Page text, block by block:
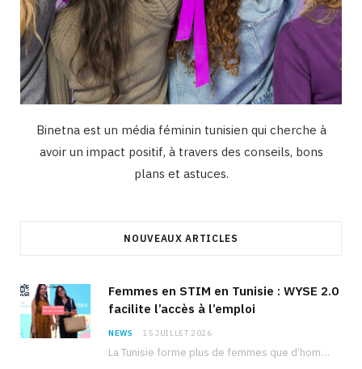
Binetna est un média féminin tunisien qui cherche à
avoir un impact positif, à travers des conseils, bons
plans et astuces.
NOUVEAUX ARTICLES
Femmes en STIM en Tunisie : WYSE 2.0
facilite l’accès à l’emploi
NEWS 15 JUILLET 2026
La Tunisie forme plus de femmes que d’hommes dans les filières scientifiques. Pourtant, pour beaucoup…